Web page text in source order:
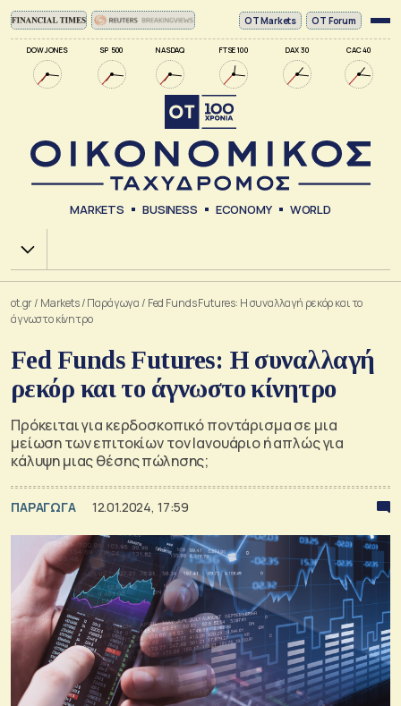
DOW JONES SP 500 NASDAQ FTSE 100 DAX 30 CAC 40
ΟΤ Markets OT Forum
MARKETS BUSINESS ECONOMY WORLD
Χ.Α.
ot.gr/ Markets/Παράγωγα / Fed Funds Futures: Η συναλλαγή ρεκόρ και το
άγνωστο κίνητρο
Fed Funds Futures: Η συναλλαγή
ρεκόρ και το άγνωστο κίνητρο
Πρόκειται για κερδοσκοπικό ποντάρισμα σε μια
μείωση των επιτοκίων τον Ιανουάριο ή απλώς για
κάλυψη μιας θέσης πώλησης;
ΠΑΡΑΓΩΓΑ 12.01.2024, 17:59